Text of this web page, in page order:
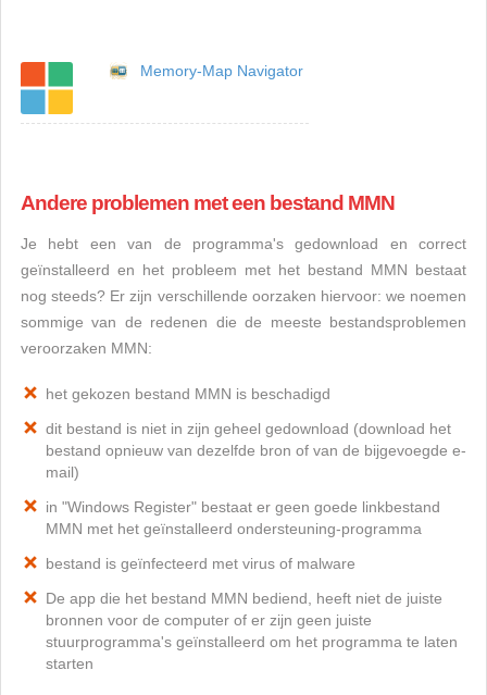
Memory-Map Navigator
Andere problemen met een bestand MMN
Je hebt een van de programma's gedownload en correct
geïnstalleerd en het probleem met het bestand MMN bestaat
nog steeds? Er zijn verschillende oorzaken hiervoor: we noemen
sommige van de redenen die de meeste bestandsproblemen
veroorzaken MMN:
het gekozen bestand MMN is beschadigd
dit bestand is niet in zijn geheel gedownload (download het
bestand opnieuw van dezelfde bron of van de bijgevoegde e-
mail)
in "Windows Register" bestaat er geen goede linkbestand
MMN met het geïnstalleerd ondersteuning-programma
bestand is geïnfecteerd met virus of malware
De app die het bestand MMN bediend, heeft niet de juiste
bronnen voor de computer of er zijn geen juiste
stuurprogramma's geïnstalleerd om het programma te laten
starten